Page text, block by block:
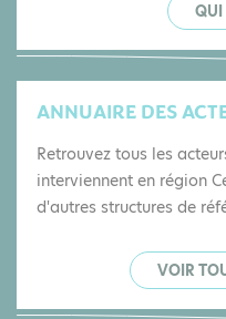
QUI
ANNUAIRE DES
Retrouvez tous les
interviennent en région
d'autres structures de
VOIR